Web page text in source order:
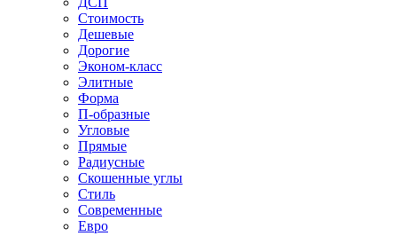
Стоимость
Дешевые
Дорогие
Эконом-класс
Элитные
Форма
П-образные
Угловые
Прямые
Радиусные
Скошенные углы
Стиль
Современные
Евро